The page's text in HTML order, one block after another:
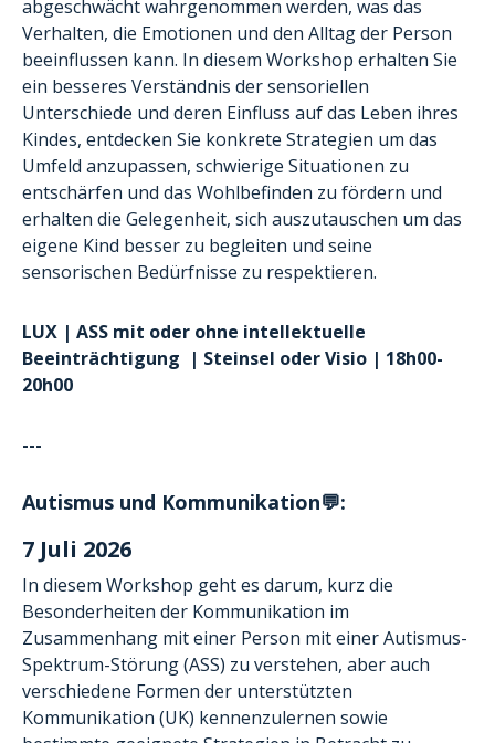
abgeschwächt wahrgenommen werden, was das
Verhalten, die Emotionen und den Alltag der Person
beeinflussen kann. In diesem Workshop erhalten Sie
ein besseres Verständnis der sensoriellen
Unterschiede und deren Einfluss auf das Leben ihres
Kindes, entdecken Sie konkrete Strategien um das
Umfeld anzupassen, schwierige Situationen zu
entschärfen und das Wohlbefinden zu fördern und
erhalten die Gelegenheit, sich auszutauschen um das
eigene Kind besser zu begleiten und seine
sensorischen Bedürfnisse zu respektieren.
LUX | ASS mit oder ohne intellektuelle
Beeinträchtigung | Steinsel oder Visio | 18h00-
20h00
---
Autismus und Kommunikation💬:
7 Juli 2026
In diesem Workshop geht es darum, kurz die
Besonderheiten der Kommunikation im
Zusammenhang mit einer Person mit einer Autismus-
Spektrum-Störung (ASS) zu verstehen, aber auch
verschiedene Formen der unterstützten
Kommunikation (UK) kennenzulernen sowie